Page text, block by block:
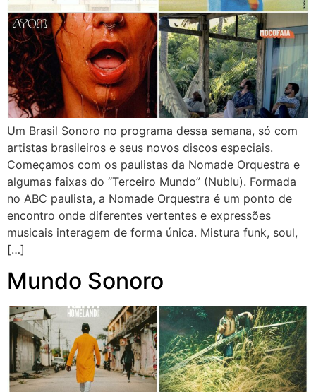
Um Brasil Sonoro no programa dessa semana, só com
artistas brasileiros e seus novos discos especiais.
Começamos com os paulistas da Nomade Orquestra e
algumas faixas do “Terceiro Mundo” (Nublu). Formada
no ABC paulista, a Nomade Orquestra é um ponto de
encontro onde diferentes vertentes e expressões
musicais interagem de forma única. Mistura funk, soul,
[…]
Mundo Sonoro